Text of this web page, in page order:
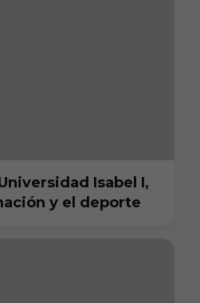
Isabel I,
y el deporte